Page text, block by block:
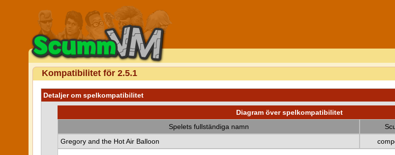
Kompatibilitet för 2.5.1
Detaljer om spelkompatibilitet
Diagram över spelkompatibilitet
Spelets fullständiga namn
Gregory and the Hot Air Balloon